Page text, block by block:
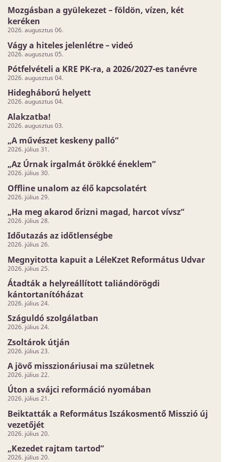
Mozgásban a gyülekezet – földön, vízen, két
keréken
2026. augusztus 06.
Vágy a hiteles jelenlétre – videó
2026. augusztus 05.
Pótfelvételi a KRE PK-ra, a 2026/2027-es tanévre
2026. augusztus 04.
Hidegháború helyett
2026. augusztus 04.
Alakzatba!
2026. augusztus 03.
„A művészet keskeny palló”
2026. július 31.
„Az Úrnak irgalmát örökké éneklem”
2026. július 30.
Offline unalom az élő kapcsolatért
2026. július 29.
„Ha meg akarod őrizni magad, harcot vívsz”
2026. július 28.
Időutazás az időtlenségbe
2026. július 26.
Megnyitotta kapuit a LéleKzet Református Udvar
2026. július 25.
Átadták a helyreállított taliándörögdi
kántortanítóházat
2026. július 24.
Száguldó szolgálatban
2026. július 24.
Zsoltárok útján
2026. július 23.
A jövő misszionáriusai ma születnek
2026. július 22.
Úton a svájci reformáció nyomában
2026. július 21.
Beiktatták a Református Iszákosmentő Misszió új
vezetőjét
2026. július 20.
„Kezedet rajtam tartod”
2026. július 20.